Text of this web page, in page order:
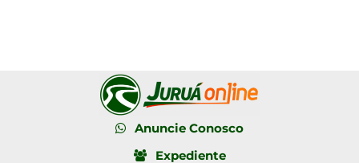
Anuncie Conosco
Expediente